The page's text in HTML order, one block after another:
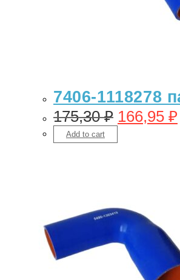
7406-1118278
175,30₽ 166,95 ₽
Add to cart